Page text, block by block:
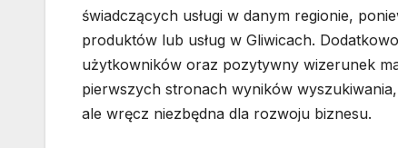
świadczących usługi w danym regionie,
produktów lub usług w Gliwicach.
użytkowników oraz pozytywny wizerunek
pierwszych stronach wyników
ale wręcz niezbędna dla rozwoju biznesu.